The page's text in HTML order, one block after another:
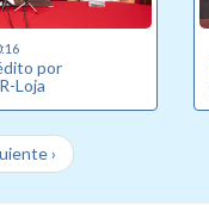
por
Loja
›